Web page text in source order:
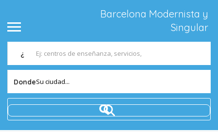
Barcelona Modernista y
Singular
¿
DondeSu ciudad...